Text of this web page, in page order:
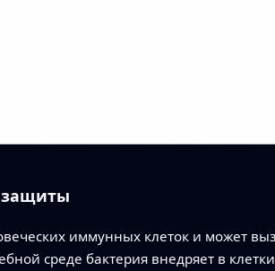
защиты
иммунных клеток и может
среде бактерия внедряет в